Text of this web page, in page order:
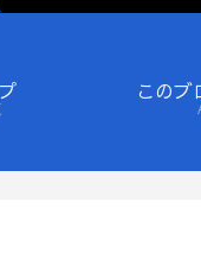
このブ